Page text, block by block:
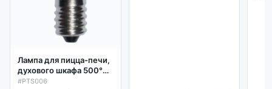
Лампа для пицца-печи,
духового шкафа 500°С,
40W, 230V, 16A, Е14
#PTS006